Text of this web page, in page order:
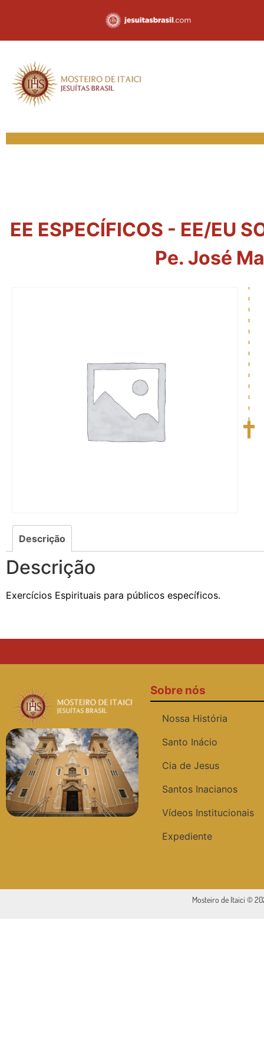
EE ESPECÍFICOS - EE/EU
Pe. José
Descrição
Descrição
Exercícios Espirituais para públicos específicos.
Sobre nós
Nossa História
Santo Inácio
Cia de Jesus
Santos Inacianos
Vídeos Institucionais
Expediente
Mosteiro de Itaici ©